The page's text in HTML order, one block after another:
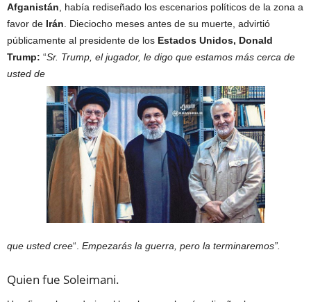
Afganistán , había rediseñado los escenarios políticos de la zona a
favor de Irán . Dieciocho meses antes de su muerte, advirtió
públicamente al presidente de los Estados Unidos, Donald
Trump: “Sr. Trump, el jugador, le digo que estamos más cerca de
usted de
que usted cree“. Empezarás la guerra, pero la terminaremos”.
Quien fue Soleimani.